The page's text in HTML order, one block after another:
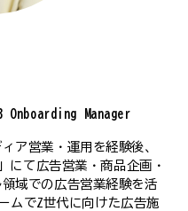
Manager
ア営業・運用を経験後、
にて広告営業・商品企画・
域での広告営業経験を活
ムでZ世代に向けた広告施